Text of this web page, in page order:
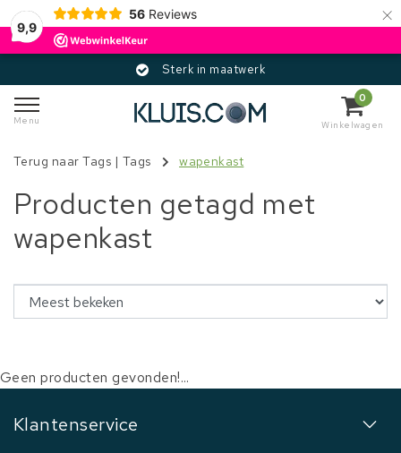
9,9
56 Reviews ×
Sterk in maatwerk
Menu
0
Winkelwagen
Terug naar Tags | Tags wapenkast
Producten getagd met
wapenkast
Geen producten gevonden!...
Klantenservice